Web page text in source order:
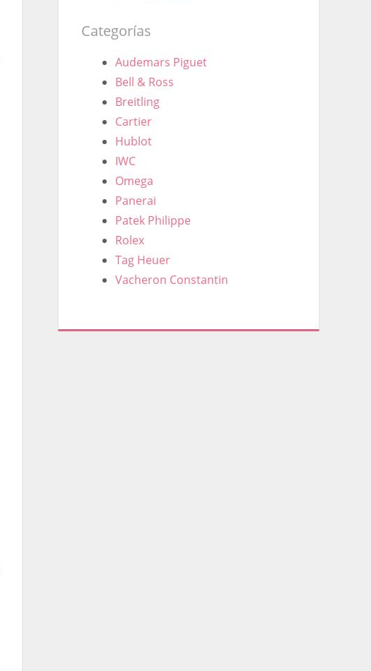
Categorías
Audemars Piguet
Bell & Ross
Breitling
Cartier
Hublot
IWC
Omega
Panerai
Patek Philippe
Rolex
Tag Heuer
Vacheron Constantin